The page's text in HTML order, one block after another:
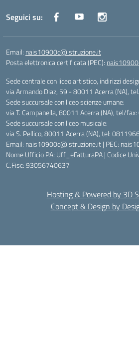
Seguici su:
Email: nais10900c@istruzione.it
Posta elettronica certificata (PEC):
Sede centrale con liceo artistico, indirizzi
via Armando Diaz, 59 - 80011 Acerra (NA),
Sede succursale con liceo scienze umane:
via T. Campanella, 80011 Acerra (NA), tel/
Sede succursale con liceo musicale:
via S. Pellico, 80011 Acerra (NA), tel:
Email: nais10900c@istruzione.it | PEC:
Nome Ufficio PA: Uff_eFatturaPA | Codice
C.Fisc: 93056740637
Hosting & Powered by 3D
Concept & Design by